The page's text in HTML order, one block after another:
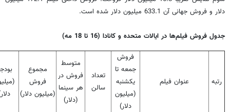
دلار و فروش جهانی آن 633.1 میلیون دلار شده است.
جدول فروش فیلم‌ها در ایالات متحده و کانادا (16 تا 18 مه )
رتبه عنوان فیلم
فروش
جمعه تا
یکشنبه
(میلیون
دلار)
تعداد
سالن
متوسط
فروش در
هر سینما
(دلار)
مجموع
فروش
(میلیون دلار)